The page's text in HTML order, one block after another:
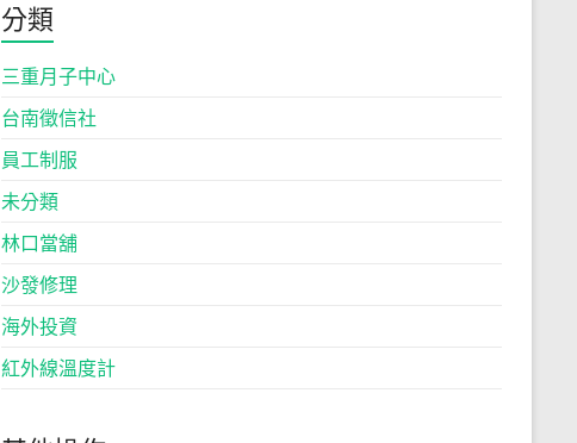
分類
三重月子中心
台南徵信社
員工制服
未分類
林口當舖
沙發修理
海外投資
紅外線溫度計